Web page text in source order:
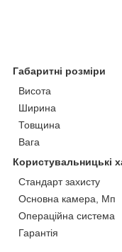
Габаритні розміри
Висота
Ширина
Товщина
Вага
Користувальницькі
Стандарт захисту
Основна камера, Мп
Операційна система
Гарантія